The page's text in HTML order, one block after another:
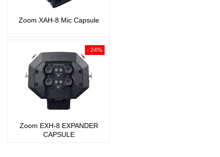
Zoom XAH-8 Mic Capsule
- 24%
Zoom EXH-8 EXPANDER
CAPSULE